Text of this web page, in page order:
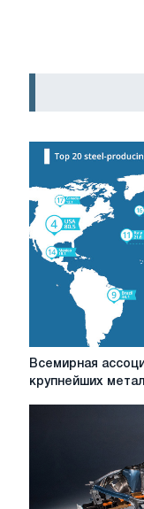
Всемирная
ассоциация
металлургических
компаний
Всемирная
крупнейших